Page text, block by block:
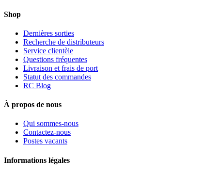
Shop
Dernières sorties
Recherche de distributeurs
Service clientèle
Questions fréquentes
Livraison et frais de port
Statut des commandes
RC Blog
À propos de nous
Qui sommes-nous
Contactez-nous
Postes vacants
Informations légales